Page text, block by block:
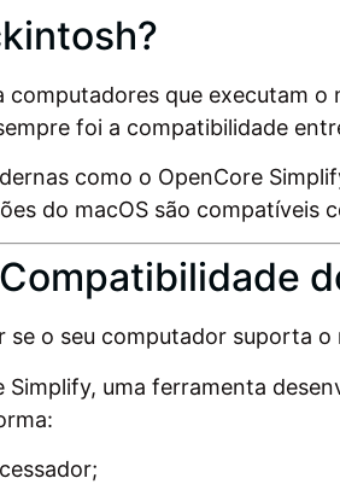
que executam
foi a compatibilidade
como o OpenCore
do macOS são compatíveis
se o seu computador suporta o
Simplify, uma ferramenta